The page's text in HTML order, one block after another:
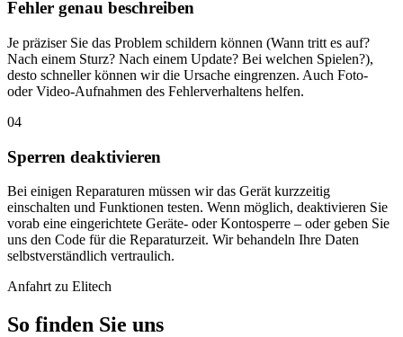
Fehler genau beschreiben
Je präziser Sie das Problem schildern können (Wann tritt es auf?
Nach einem Sturz? Nach einem Update? Bei welchen Spielen?),
desto schneller können wir die Ursache eingrenzen. Auch Foto-
oder Video-Aufnahmen des Fehlerverhaltens helfen.
04
Sperren deaktivieren
Bei einigen Reparaturen müssen wir das Gerät kurzzeitig
einschalten und Funktionen testen. Wenn möglich, deaktivieren Sie
vorab eine eingerichtete Geräte- oder Kontosperre – oder geben Sie
uns den Code für die Reparaturzeit. Wir behandeln Ihre Daten
selbstverständlich vertraulich.
Anfahrt zu Elitech
So finden Sie uns